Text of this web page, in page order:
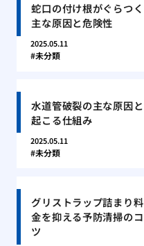
蛇口の付け根がぐらつく
主な原因と危険性
2025.05.11
未分類
水道管破裂の主な原因と
起こる仕組み
2025.05.11
未分類
グリストラップ詰まり料
金を抑える予防清掃のコ
ツ